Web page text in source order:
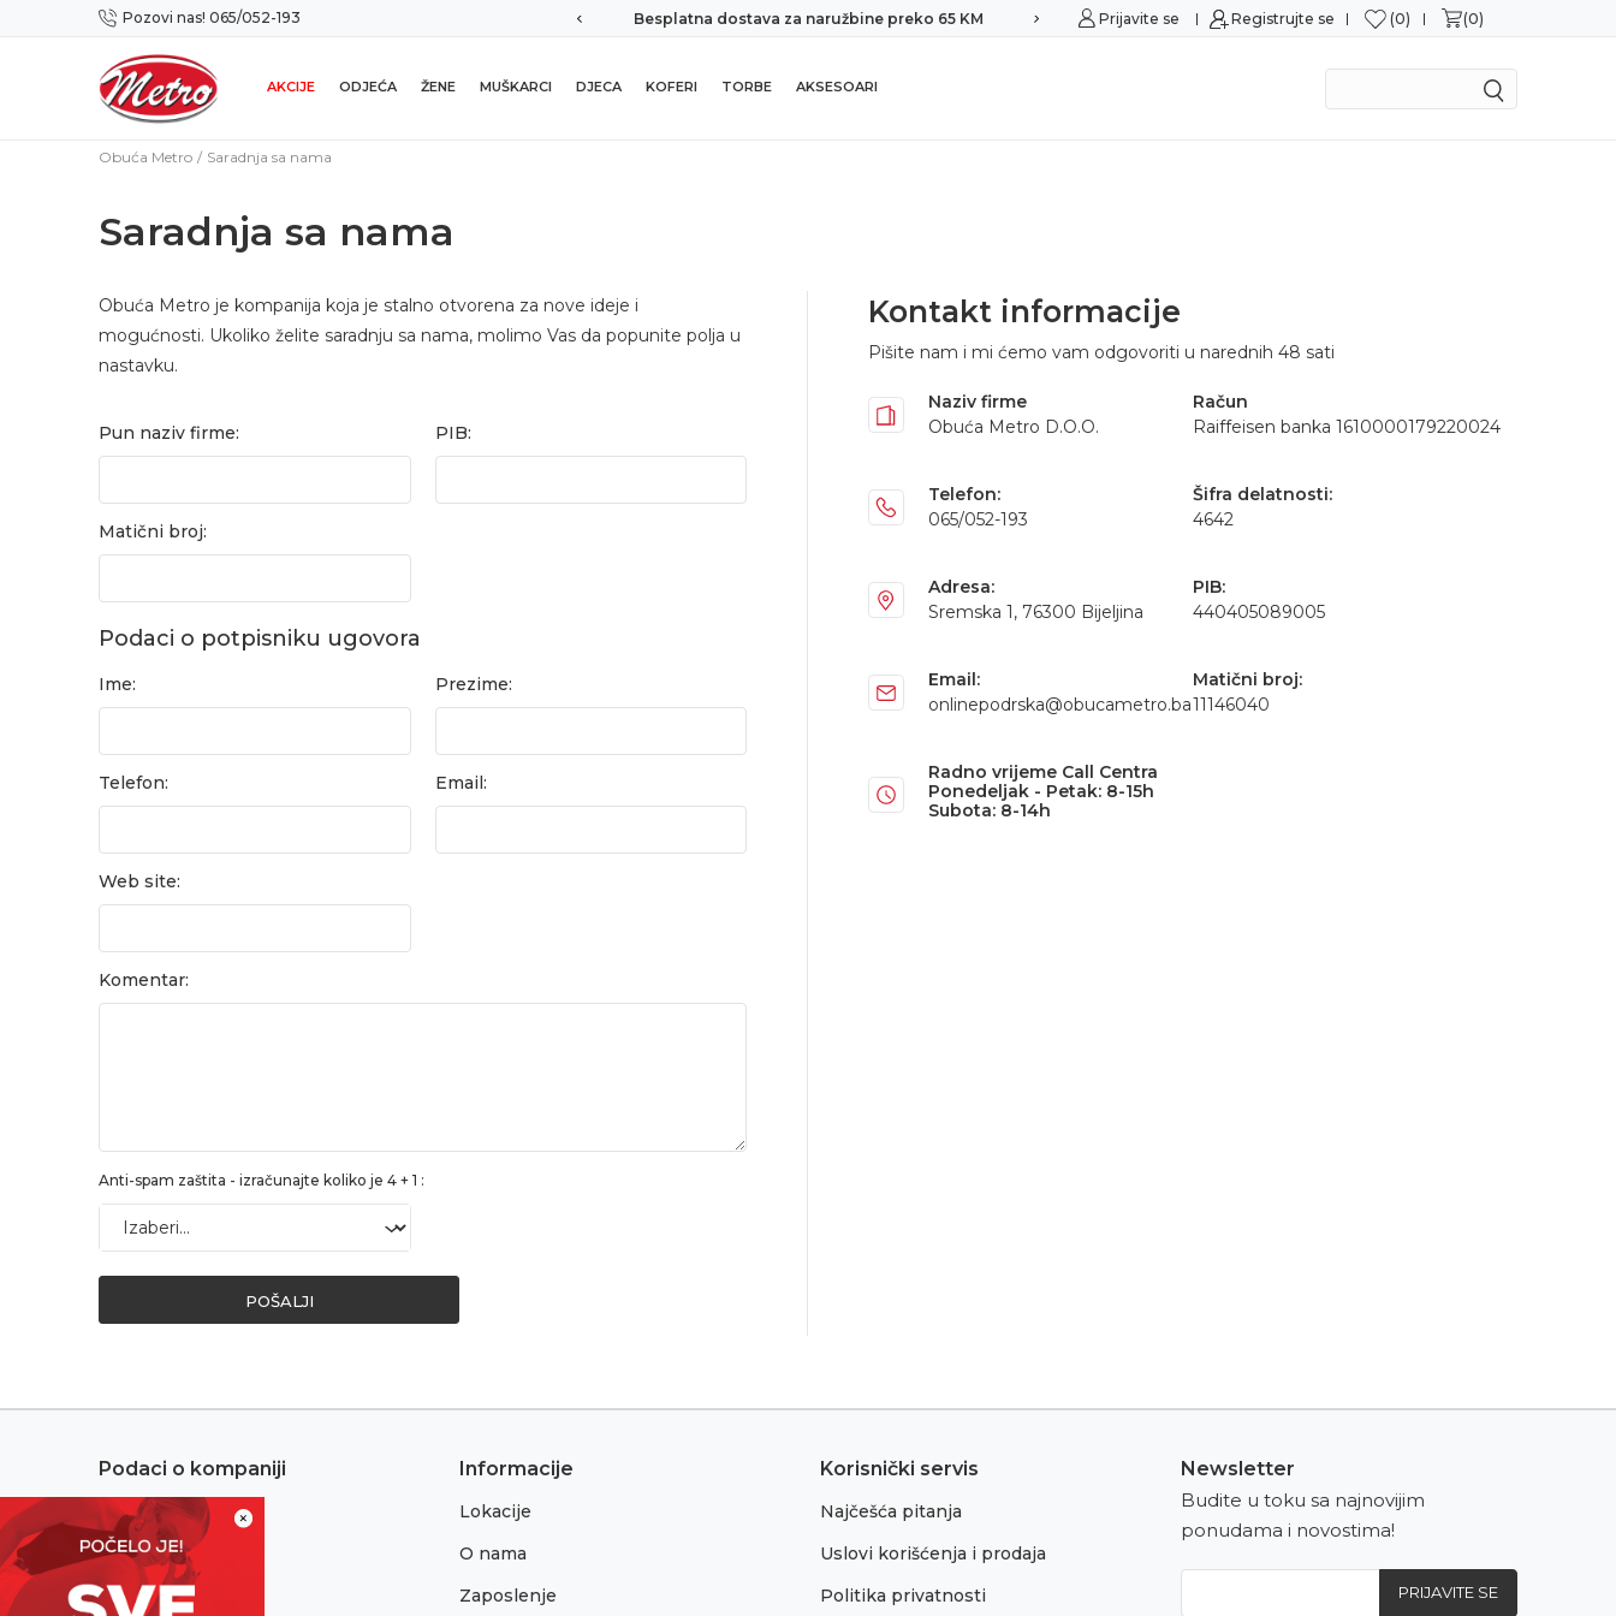
Pozovi nas! 065/052-193
Preuzmi NOVU Metro mobilnu aplikaciju! Besplatna dostava za naružbine preko 65 KM Sigurna kupovina
Prijavite se Registrujte se 0 0
AKCIJE ODJEĆA ŽENE MUŠKARCI DJECA KOFERI TORBE AKSESOARI
×
Obuća Metro Saradnja sa nama
Saradnja sa nama
Obuća Metro je kompanija koja je stalno otvorena za nove ideje i
mogućnosti. Ukoliko želite saradnju sa nama, molimo Vas da popunite polja u
nastavku.
Pun naziv firme: PIB:
Matični broj:
Podaci o potpisniku ugovora
Ime: Prezime:
Telefon: Email:
Web site:
Komentar:
Anti-spam zaštita - izračunajte koliko je 4 + 1 :
POŠALJI
Kontakt informacije
Pišite nam i mi ćemo vam odgovoriti u narednih 48 sati
Naziv firme
Obuća Metro D.O.O.
Račun
Raiffeisen banka 1610000179220024
Telefon:
065/052-193
Šifra delatnosti:
4642
Adresa:
Sremska 1, 76300 Bijeljina
PIB:
440405089005
Email:
onlinepodrska@obucametro.ba
Matični broj:
11146040
Radno vrijeme Call Centra
Ponedeljak - Petak: 8-15h
Subota: 8-14h
Podaci o kompaniji
Adresa:
Sremska 1
76300 Bijeljina
Telefon:
Informacije
Lokacije
O nama
Zaposlenje
Korisnički servis
Najčešća pitanja
Uslovi korišćenja i prodaja
Politika privatnosti
Newsletter
Budite u toku sa najnovijim
ponudama i novostima!
PRIJAVITE SE